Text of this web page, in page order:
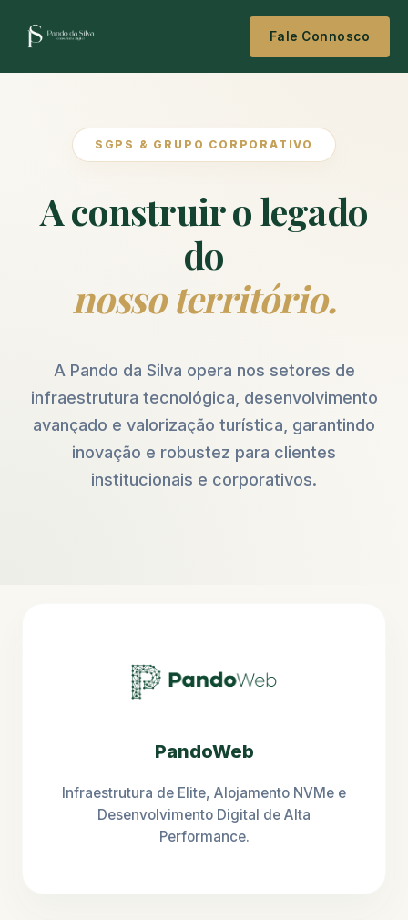
Fale Connosco
SGPS & GRUPO CORPORATIVO
A construir o legado
do
nosso território.
A Pando da Silva opera nos setores de
infraestrutura tecnológica, desenvolvimento
avançado e valorização turística, garantindo
inovação e robustez para clientes
institucionais e corporativos.
PandoWeb
Infraestrutura de Elite, Alojamento NVMe e
Desenvolvimento Digital de Alta
Performance.